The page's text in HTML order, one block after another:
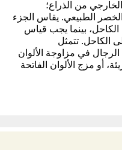
من الذراع؛
الطبيعي. يقاس الجزء
بينما يجب قياس
الكاحل. تتمثل
الرجال في مزاوجة الألوان
أو مزج الألوان الفاتحة